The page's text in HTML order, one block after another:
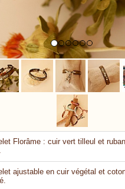
Florâme : cuir vert tilleul et
ajustable en cuir végétal et